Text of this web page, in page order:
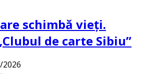
schimbă vieți.
de carte Sibiu”
2026